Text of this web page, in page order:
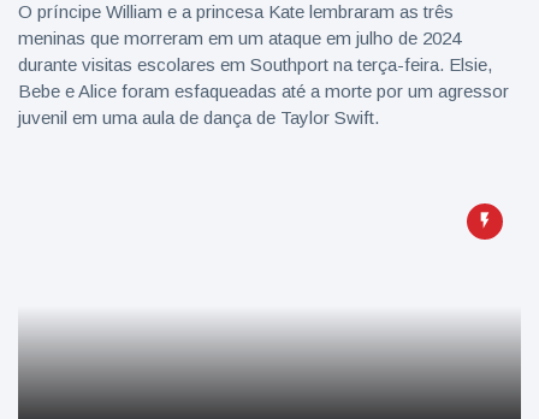
O príncipe William e a princesa Kate lembraram as três
meninas que morreram em um ataque em julho de 2024
durante visitas escolares em Southport na terça-feira. Elsie,
Bebe e Alice foram esfaqueadas até a morte por um agressor
juvenil em uma aula de dança de Taylor Swift.